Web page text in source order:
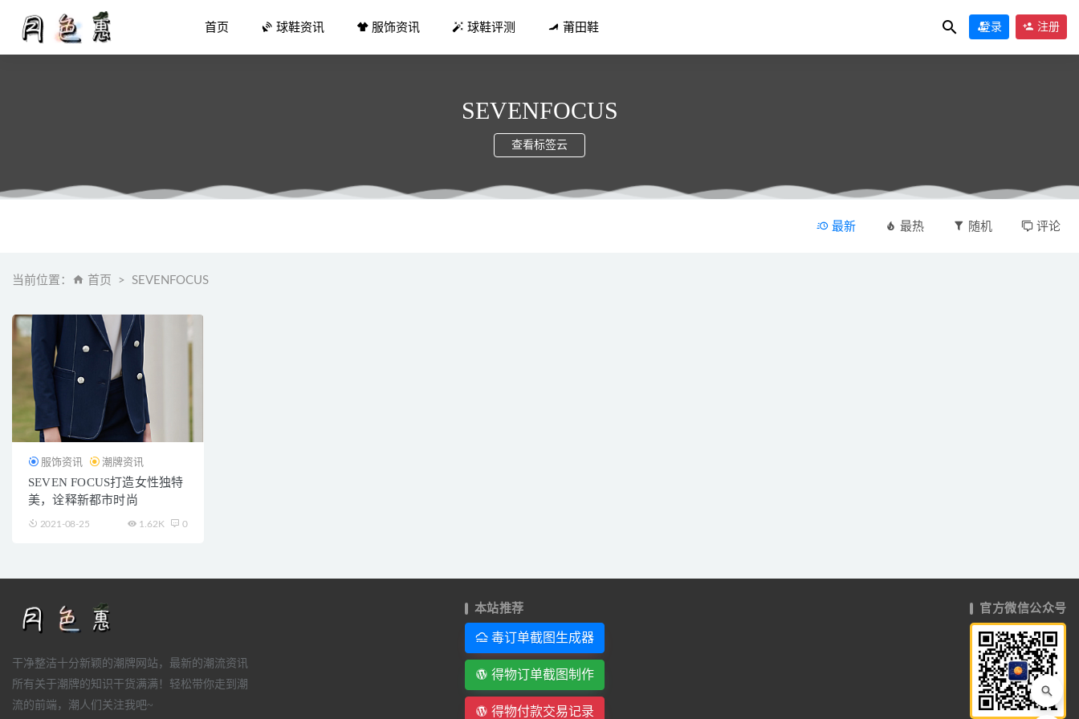
首页 球鞋资讯 服饰资讯 球鞋评测 莆田鞋 登录 注册
SEVENFOCUS
查看标签云
最新 最热 随机 评论
当前位置： 首页 SEVENFOCUS
服饰资讯 潮牌资讯
SEVEN FOCUS打造女性独特
美，诠释新都市时尚
2021-08-25 1.62K 0
干净整洁十分新颖的潮牌网站，最新的潮流资讯
所有关于潮牌的知识干货满满！轻松带你走到潮
流的前端，潮人们关注我吧~
本站推荐
毒订单截图生成器
得物订单截图制作
得物付款交易记录
官方微信公众号